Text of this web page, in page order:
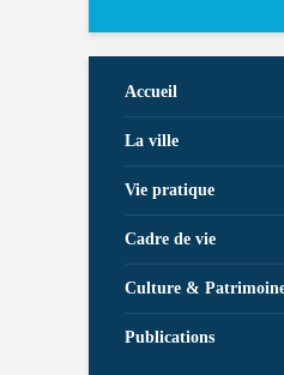
Accueil
La ville
Vie pratique
Cadre de vie
Culture &
Publications